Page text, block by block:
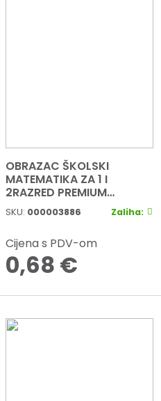
OBRAZAC ŠKOLSKI
MATEMATIKA ZA 1 I
2RAZRED PREMIUM
CONNECT BOY
SKU: 000003886 Zaliha:
Cijena s PDV-om
0,68 €